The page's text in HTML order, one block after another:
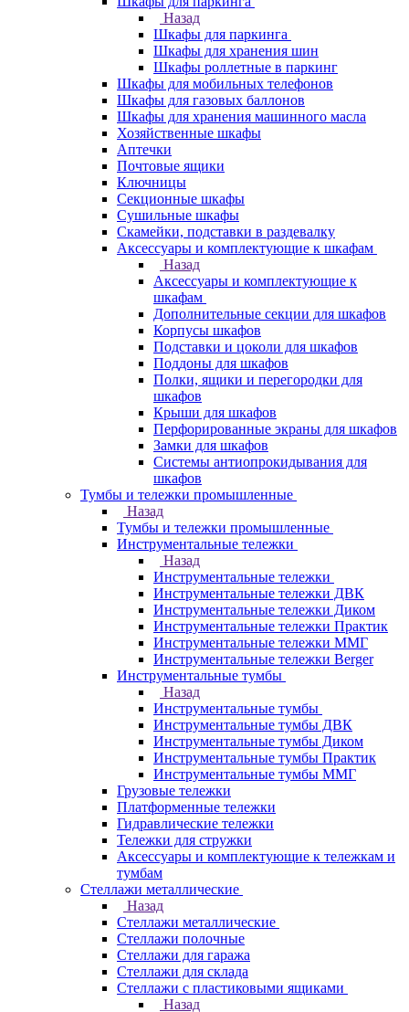
Назад
Шкафы для паркинга
Шкафы для хранения шин
Шкафы роллетные в паркинг
Шкафы для мобильных телефонов
Шкафы для газовых баллонов
Шкафы для хранения машинного масла
Хозяйственные шкафы
Аптечки
Почтовые ящики
Ключницы
Секционные шкафы
Сушильные шкафы
Скамейки, подставки в раздевалку
Аксессуары и комплектующие к шкафам
Назад
Аксессуары и комплектующие к
шкафам
Дополнительные секции для шкафов
Корпусы шкафов
Подставки и цоколи для шкафов
Поддоны для шкафов
Полки, ящики и перегородки для
шкафов
Крыши для шкафов
Перфорированные экраны для шкафов
Замки для шкафов
Системы антиопрокидывания для
шкафов
Тумбы и тележки промышленные
Назад
Тумбы и тележки промышленные
Инструментальные тележки
Назад
Инструментальные тележки
Инструментальные тележки ДВК
Инструментальные тележки Диком
Инструментальные тележки Практик
Инструментальные тележки ММГ
Инструментальные тележки Berger
Инструментальные тумбы
Назад
Инструментальные тумбы
Инструментальные тумбы ДВК
Инструментальные тумбы Диком
Инструментальные тумбы Практик
Инструментальные тумбы ММГ
Грузовые тележки
Платформенные тележки
Гидравлические тележки
Тележки для стружки
Аксесcуары и комплектующие к тележкам и
тумбам
Стеллажи металлические
Назад
Стеллажи металлические
Стеллажи полочные
Стеллажи для гаража
Стеллажи для склада
Стеллажи с пластиковыми ящиками
Назад